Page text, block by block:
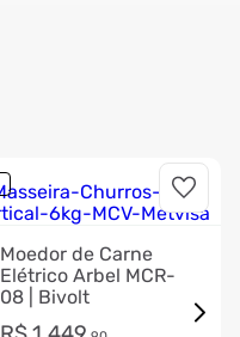
Moedor de Carne
Elétrico Arbel MCR-
08 | Bivolt